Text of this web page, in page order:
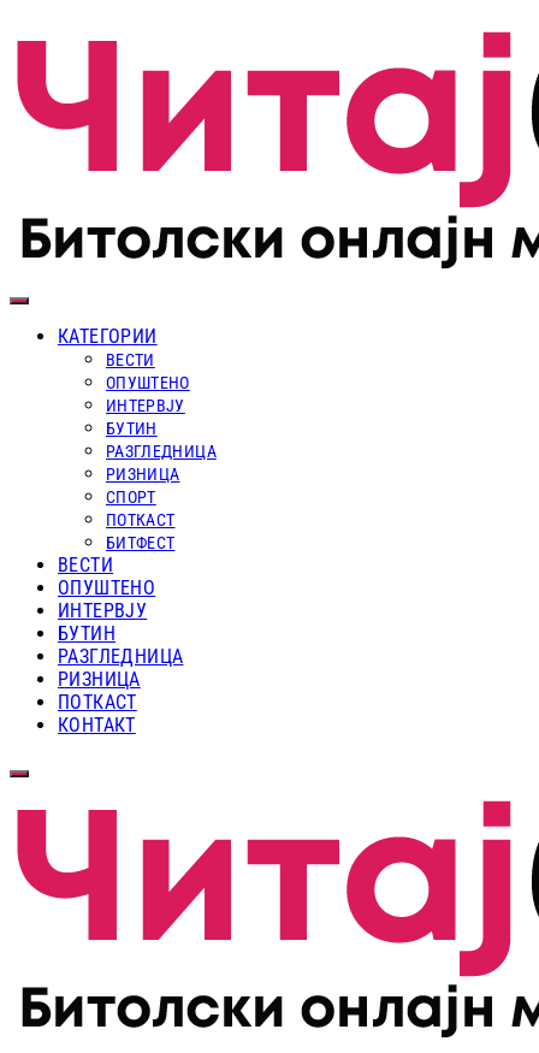
КАТЕГОРИИ
ВЕСТИ
ОПУШТЕНО
ИНТЕРВЈУ
БУТИН
РАЗГЛЕДНИЦА
РИЗНИЦА
СПОРТ
ПОТКАСТ
БИТФЕСТ
ВЕСТИ
ОПУШТЕНО
ИНТЕРВЈУ
БУТИН
РАЗГЛЕДНИЦА
РИЗНИЦА
ПОТКАСТ
КОНТАКТ